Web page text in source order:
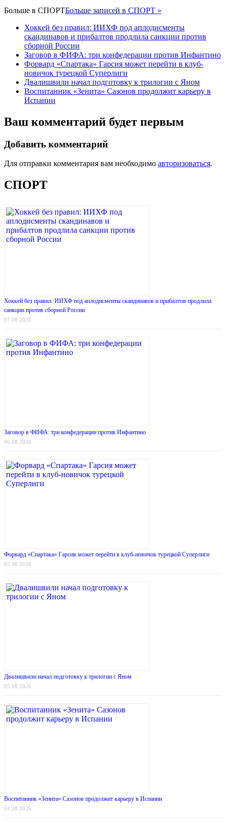
Больше в СПОРТБольше записей в СПОРТ »
Хоккей без правил: ИИХФ под аплодисменты
скандинавов и прибалтов продлила санкции против
сборной России
Заговор в ФИФА: три конфедерации против Инфантино
Форвард «Спартака» Гарсия может перейти в клуб-
новичок турецкой Суперлиги
Двалишвили начал подготовку к трилогии с Яном
Воспитанник «Зенита» Сазонов продолжит карьеру в
Испании
Ваш комментарий будет первым
Добавить комментарий
Для отправки комментария вам необходимо авторизоваться.
СПОРТ
Хоккей без правил: ИИХФ под аплодисменты скандинавов и прибалтов продлила
санкции против сборной России
07.08.2026
Заговор в ФИФА: три конфедерации против Инфантино
06.08.2026
Форвард «Спартака» Гарсия может перейти в клуб-новичок турецкой Суперлиги
05.08.2026
Двалишвили начал подготовку к трилогии с Яном
05.08.2026
Воспитанник «Зенита» Сазонов продолжит карьеру в Испании
04.08.2026